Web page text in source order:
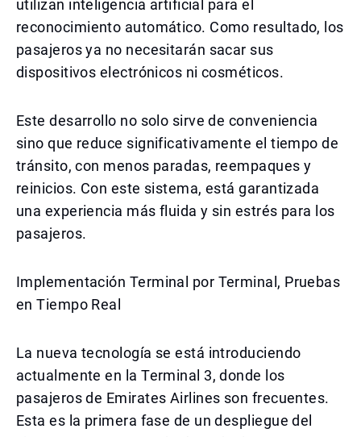
utilizan inteligencia artificial para el
reconocimiento automático. Como resultado, los
pasajeros ya no necesitarán sacar sus
dispositivos electrónicos ni cosméticos.
Este desarrollo no solo sirve de conveniencia
sino que reduce significativamente el tiempo de
tránsito, con menos paradas, reempaques y
reinicios. Con este sistema, está garantizada
una experiencia más fluida y sin estrés para los
pasajeros.
Implementación Terminal por Terminal, Pruebas
en Tiempo Real
La nueva tecnología se está introduciendo
actualmente en la Terminal 3, donde los
pasajeros de Emirates Airlines son frecuentes.
Esta es la primera fase de un despliegue del